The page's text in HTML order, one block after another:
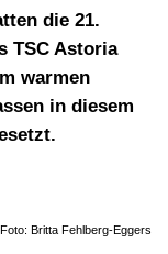
die 21.
TSC Astoria
warmen
in diesem
Foto: Britta Fehlberg-Eggers